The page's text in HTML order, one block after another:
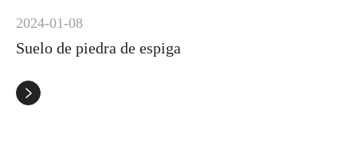
2024-01-08
Suelo de piedra de espiga
